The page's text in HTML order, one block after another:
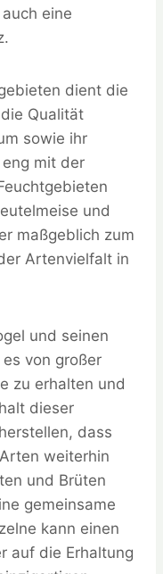
eine
dient die
Qualität
sowie ihr
mit der
und
maßgeblich zum
Artenvielfalt in
und seinen
von großer
zu erhalten und
dieser
dass
weiterhin
und Brüten
gemeinsame
kann einen
auf die Erhaltung